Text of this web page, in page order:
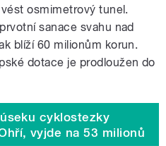
osmimetrový tunel.
sanace svahu nad
blíží 60 milionům korun.
dotace je prodloužen do
cyklostezky
vyjde na 53 milionů